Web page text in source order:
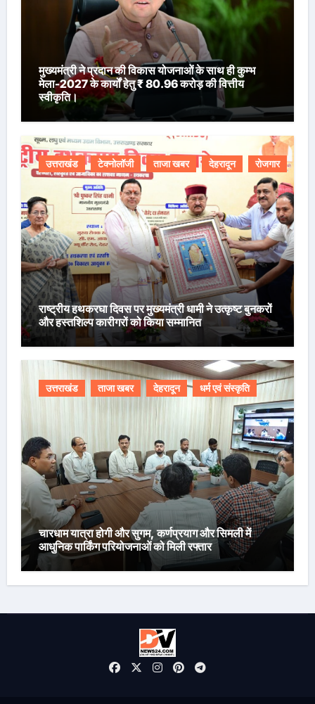
मुख्यमंत्री ने प्रदान की विकास योजनाओं के साथ ही कुम्भ
मेला-2027 के कार्यों हेतु ₹ 80.96 करोड़ की वित्तीय
स्वीकृति।
उत्तराखंड टेक्नोलॉजी ताजा खबर देहरादून रोजगार
राष्ट्रीय हथकरघा दिवस पर मुख्यमंत्री धामी ने उत्कृष्ट बुनकरों
और हस्तशिल्प कारीगरों को किया सम्मानित
उत्तराखंड ताजा खबर देहरादून धर्म एवं संस्कृति
चारधाम यात्रा होगी और सुगम, कर्णप्रयाग और सिमली में
आधुनिक पार्किंग परियोजनाओं को मिली रफ्तार